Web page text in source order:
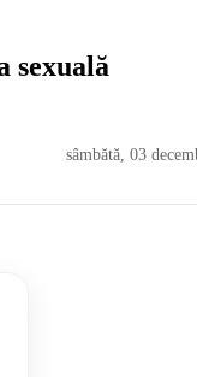
sexuală
sâmbătă, 03